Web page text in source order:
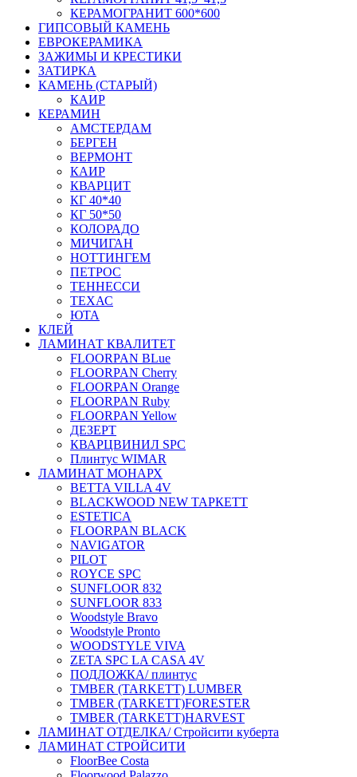
КЕРАМОГРАНИТ 600*600
ГИПСОВЫЙ КАМЕНЬ
ЕВРОКЕРАМИКА
ЗАЖИМЫ И КРЕСТИКИ
ЗАТИРКА
КАМЕНЬ (СТАРЫЙ)
КАИР
КЕРАМИН
АМСТЕРДАМ
БЕРГЕН
ВЕРМОНТ
КАИР
КВАРЦИТ
КГ 40*40
КГ 50*50
КОЛОРАДО
МИЧИГАН
НОТТИНГЕМ
ПЕТРОС
ТЕННЕССИ
ТЕХАС
ЮТА
КЛЕЙ
ЛАМИНАТ КВАЛИТЕТ
FLOORPAN BLue
FLOORPAN Cherry
FLOORPAN Orange
FLOORPAN Ruby
FLOORPAN Yellow
ДЕЗЕРТ
КВАРЦВИНИЛ SPC
Плинтус WIMAR
ЛАМИНАТ МОНАРХ
BETTA VILLA 4V
BLACKWOOD NEW ТАРКЕТТ
ESTETICA
FLOORPAN BLACK
NAVIGATOR
PILOT
ROYCE SPC
SUNFLOOR 832
SUNFLOOR 833
Woodstyle Bravo
Woodstyle Pronto
WOODSTYLE VIVA
ZETA SPC LA CASA 4V
ПОДЛОЖКА/ плинтус
ТMBER (TARKETT) LUMBER
ТMBER (TARKETT)FORESTER
ТMBER (TARKETT)HARVEST
ЛАМИНАТ ОТДЕЛКА/ Стройсити куберта
ЛАМИНАТ СТРОЙСИТИ
FloorBee Costa